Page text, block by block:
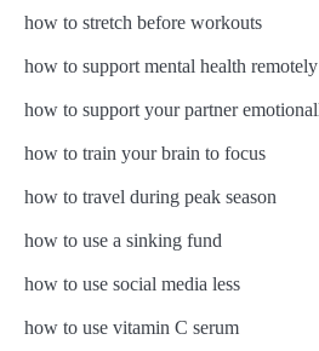
how to stretch before workouts
how to support mental health remotely
how to support your partner
how to train your brain to focus
how to travel during peak season
how to use a sinking fund
how to use social media less
how to use vitamin C serum